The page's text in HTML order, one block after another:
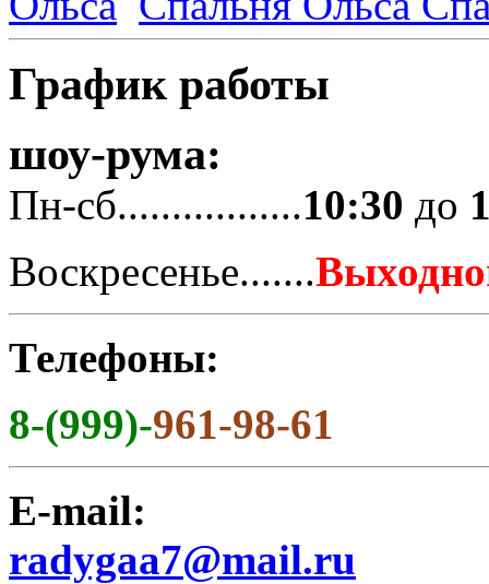
График работы
шоу-рума:
Пн-сб.................10:30 до
Воскресенье.......
Телефоны:
8-(999)-961-98-61
E-mail:
radygaa7@mail.ru